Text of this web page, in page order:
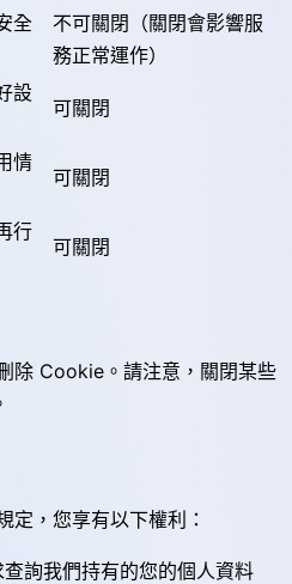
全
不可關閉（關閉會影響服
務正常運作）
設
可關閉
情
可關閉
行
可關閉
除 Cookie。請注意，關閉某些
定，您享有以下權利：
查詢我們持有的您的個人資料